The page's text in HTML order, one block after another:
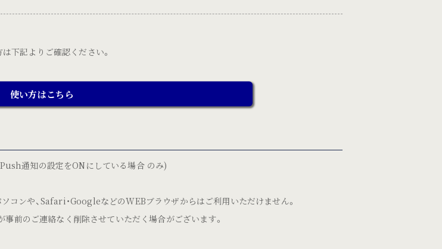
下記よりご確認ください。
使い方はこちら
通知の設定をONにしている場合 のみ)
コンや、Safari・GoogleなどのWEBブラウザからはご利用いただけません。
前のご連絡なく削除させていただく場合がございます。